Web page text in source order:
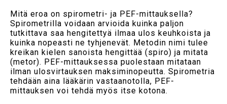
Mitä eroa on spirometri- ja PEF-mittauksella?
Spirometrilla voidaan arvioida kuinka paljon
tutkittava saa hengitettyä ilmaa ulos keuhkoista ja
kuinka nopeasti ne tyhjenevät. Metodin nimi tulee
kreikan kielen sanoista hengittää (spiro) ja mitata
(metor). PEF-mittauksessa puolestaan mitataan
ilman ulosvirtauksen maksiminopeutta. Spirometria
tehdään aina lääkärin vastaanotolla, PEF-
mittauksen voi tehdä myös itse kotona.